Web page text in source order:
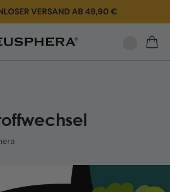
VERSAND AB 49,90 €